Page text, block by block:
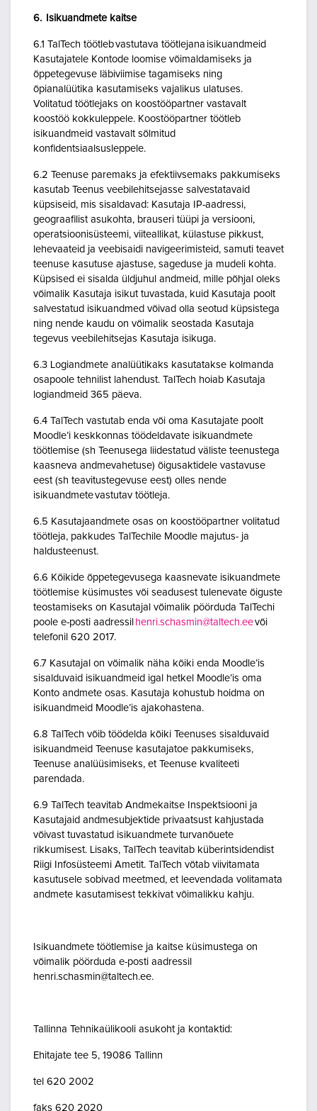
6. Isikuandmete kaitse
6.1 TalTech töötleb vastutava töötlejana isikuandmeid
Kasutajatele Kontode loomise võimaldamiseks ja
õppetegevuse läbiviimise tagamiseks ning
õpianalüütika kasutamiseks vajalikus ulatuses.
Volitatud töötlejaks on koostööpartner vastavalt
koostöö kokkuleppele. Koostööpartner töötleb
isikuandmeid vastavalt sõlmitud
konfidentsiaalsusleppele.
6.2 Teenuse paremaks ja efektiivsemaks pakkumiseks
kasutab Teenus veebilehitsejasse salvestatavaid
küpsiseid, mis sisaldavad: Kasutaja IP-aadressi,
geograafilist asukohta, brauseri tüüpi ja versiooni,
operatsioonisüsteemi, viiteallikat, külastuse pikkust,
lehevaateid ja veebisaidi navigeerimisteid, samuti teavet
teenuse kasutuse ajastuse, sageduse ja mudeli kohta.
Küpsised ei sisalda üldjuhul andmeid, mille põhjal oleks
võimalik Kasutaja isikut tuvastada, kuid Kasutaja poolt
salvestatud isikuandmed võivad olla seotud küpsistega
ning nende kaudu on võimalik seostada Kasutaja
tegevus veebilehitsejas Kasutaja isikuga.
6.3 Logiandmete analüütikaks kasutatakse kolmanda
osapoole tehnilist lahendust. TalTech hoiab Kasutaja
logiandmeid 365 päeva.
6.4 TalTech vastutab enda või oma Kasutajate poolt
Moodle’i keskkonnas töödeldavate isikuandmete
töötlemise (sh Teenusega liidestatud väliste teenustega
kaasneva andmevahetuse) õigusaktidele vastavuse
eest (sh teavitustegevuse eest) olles nende
isikuandmete vastutav töötleja.
6.5 Kasutajaandmete osas on koostööpartner volitatud
töötleja, pakkudes TalTechile Moodle majutus- ja
haldusteenust.
6.6 Kõikide õppetegevusega kaasnevate isikuandmete
töötlemise küsimustes või seadusest tulenevate õiguste
teostamiseks on Kasutajal võimalik pöörduda TalTechi
poole e-posti aadressil henri.schasmin@taltech.eevõi
telefonil 620 2017.
6.7 Kasutajal on võimalik näha kõiki enda Moodle’is
sisalduvaid isikuandmeid igal hetkel Moodle’is oma
Konto andmete osas. Kasutaja kohustub hoidma on
isikuandmeid Moodle’is ajakohastena.
6.8 TalTech võib töödelda kõiki Teenuses sisalduvaid
isikuandmeid Teenuse kasutajatoe pakkumiseks,
Teenuse analüüsimiseks, et Teenuse kvaliteeti
parendada.
6.9 TalTech teavitab Andmekaitse Inspektsiooni ja
Kasutajaid andmesubjektide privaatsust kahjustada
võivast tuvastatud isikuandmete turvanõuete
rikkumisest. Lisaks, TalTech teavitab küberintsidendist
Riigi Infosüsteemi Ametit. TalTech võtab viivitamata
kasutusele sobivad meetmed, et leevendada volitamata
andmete kasutamisest tekkivat võimalikku kahju.
Isikuandmete töötlemise ja kaitse küsimustega on
võimalik pöörduda e-posti aadressil
henri.schasmin@taltech.ee.
Tallinna Tehnikaülikooli asukoht ja kontaktid:
Ehitajate tee 5, 19086 Tallinn
tel 620 2002
faks 620 2020